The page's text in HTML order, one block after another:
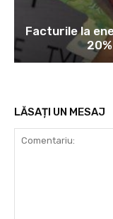
Facturile la
LĂSAȚI UN MESAJ